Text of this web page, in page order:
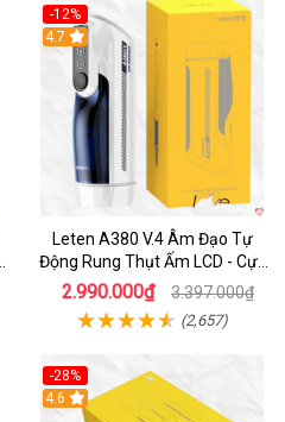
-12%
Hot
4.7
Leten A380 V.4 Âm Đạo Tự
Động Rung Thụt Ấm LCD - Cực
Phê
2.990.000₫ 3.397.000₫
(2,657)
-28%
Hot
4.6